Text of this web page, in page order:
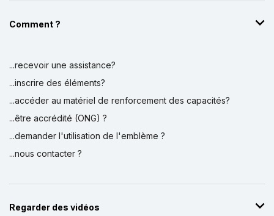
Comment ?
...recevoir une assistance?
...inscrire des éléments?
...accéder au matériel de renforcement des capacités?
...être accrédité (ONG) ?
...demander l'utilisation de l'emblème ?
...nous contacter ?
Regarder des vidéos